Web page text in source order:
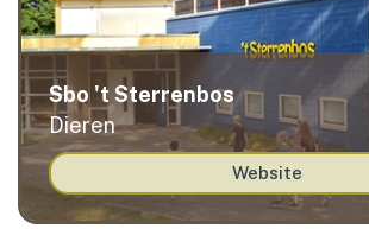
Sbo 't Sterrenbos
Dieren
Website